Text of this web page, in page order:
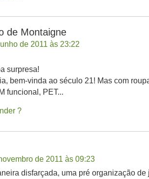
de Montaigne
de 2011 às 23:22
surpresa!
bem-vinda ao século 21! Mas com
funcional, PET...
de 2011 às 09:23
disfarçada, uma pré organização de